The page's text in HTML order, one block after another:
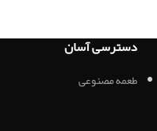
دسترسی آسان
طعمه مصنوعی